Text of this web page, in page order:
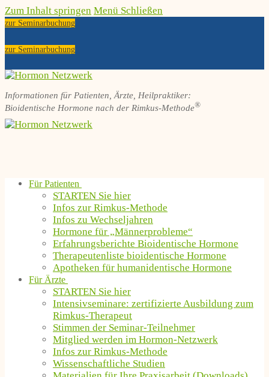
Zum Inhalt springen Menü Schließen
zur Seminarbuchung
zur Seminarbuchung
Informationen für Patienten, Ärzte, Heilpraktiker:
Bioidentische Hormone nach der Rimkus-Methode®
Für Patienten
STARTEN Sie hier
Infos zur Rimkus-Methode
Infos zu Wechseljahren
Hormone für „Männerprobleme“
Erfahrungsberichte Bioidentische Hormone
Therapeutenliste bioidentische Hormone
Apotheken für humanidentische Hormone
Für Ärzte
STARTEN Sie hier
Intensivseminare: zertifizierte Ausbildung zum
Rimkus-Therapeut
Stimmen der Seminar-Teilnehmer
Mitglied werden im Hormon-Netzwerk
Infos zur Rimkus-Methode
Wissenschaftliche Studien